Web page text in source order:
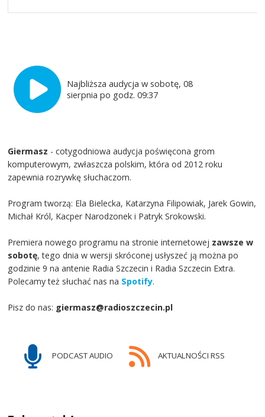
Najbliższa audycja w sobotę, 08
sierpnia po godz. 09:37
Giermasz - cotygodniowa audycja poświęcona grom
komputerowym, zwłaszcza polskim, która od 2012 roku
zapewnia rozrywkę słuchaczom.
Program tworzą: Ela Bielecka, Katarzyna Filipowiak, Jarek Gowin,
Michał Król, Kacper Narodzonek i Patryk Srokowski.
Premiera nowego programu na stronie internetowej zawsze w
sobotę, tego dnia w wersji skróconej usłyszeć ją można po
godzinie 9 na antenie Radia Szczecin i Radia Szczecin Extra.
Polecamy też słuchać nas na Spotify.
Pisz do nas: giermasz@radioszczecin.pl
PODCAST AUDIO AKTUALNOŚCI RSS